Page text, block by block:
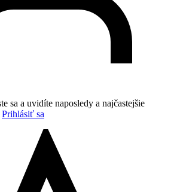
sa a uvidíte naposledy a najčastejšie
Prihlásiť sa